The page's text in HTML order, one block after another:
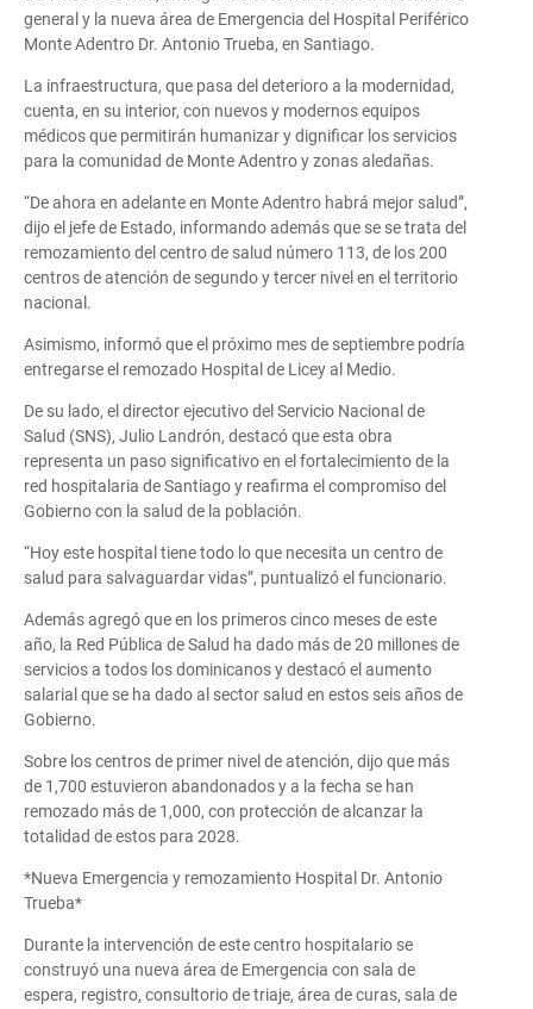
general y la nueva área de Emergencia del Hospital Periférico
Monte Adentro Dr. Antonio Trueba, en Santiago.
La infraestructura, que pasa del deterioro a la modernidad,
cuenta, en su interior, con nuevos y modernos equipos
médicos que permitirán humanizar y dignificar los servicios
para la comunidad de Monte Adentro y zonas aledañas.
“De ahora en adelante en Monte Adentro habrá mejor salud”,
dijo el jefe de Estado, informando además que se se trata del
remozamiento del centro de salud número 113, de los 200
centros de atención de segundo y tercer nivel en el territorio
nacional.
Asimismo, informó que el próximo mes de septiembre podría
entregarse el remozado Hospital de Licey al Medio.
De su lado, el director ejecutivo del Servicio Nacional de
Salud (SNS), Julio Landrón, destacó que esta obra
representa un paso significativo en el fortalecimiento de la
red hospitalaria de Santiago y reafirma el compromiso del
Gobierno con la salud de la población.
“Hoy este hospital tiene todo lo que necesita un centro de
salud para salvaguardar vidas”, puntualizó el funcionario.
Además agregó que en los primeros cinco meses de este
año, la Red Pública de Salud ha dado más de 20 millones de
servicios a todos los dominicanos y destacó el aumento
salarial que se ha dado al sector salud en estos seis años de
Gobierno.
Sobre los centros de primer nivel de atención, dijo que más
de 1,700 estuvieron abandonados y a la fecha se han
remozado más de 1,000, con protección de alcanzar la
totalidad de estos para 2028.
*Nueva Emergencia y remozamiento Hospital Dr. Antonio
Trueba*
Durante la intervención de este centro hospitalario se
construyó una nueva área de Emergencia con sala de
espera, registro, consultorio de triaje, área de curas, sala de